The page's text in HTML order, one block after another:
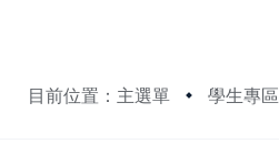
目前位置：主選單 學生專區